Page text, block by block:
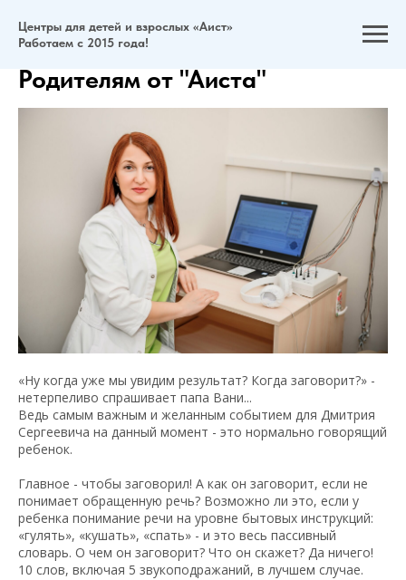
Центры для детей и взрослых «Аист»
Работаем с 2015 года!
Родителям от "Аиста"
«Ну когда уже мы увидим результат? Когда заговорит?» -
нетерпеливо спрашивает папа Вани...
Ведь самым важным и желанным событием для Дмитрия
Сергеевича на данный момент - это нормально говорящий
ребенок.
Главное - чтобы заговорил! А как он заговорит, если не
понимает обращенную речь? Возможно ли это, если у
ребенка понимание речи на уровне бытовых инструкций:
«гулять», «кушать», «спать» - и это весь пассивный
словарь. О чем он заговорит? Что он скажет? Да ничего!
10 слов, включая 5 звукоподражаний, в лучшем случае.